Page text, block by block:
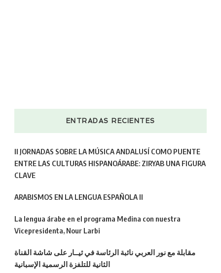
ENTRADAS RECIENTES
II JORNADAS SOBRE LA MÚSICA ANDALUSÍ COMO PUENTE
ENTRE LAS CULTURAS HISPANOÁRABE: ZIRYAB UNA FIGURA
CLAVE
ARABISMOS EN LA LENGUA ESPAÑOLA II
La lengua árabe en el programa Medina con nuestra
Vicepresidenta, Nour Larbi
مقابلة مع نور العربي نائبة الرئاسة في ثيــار على شاشة القناة
الثانية للتلفزة الرسمية الإسبانية